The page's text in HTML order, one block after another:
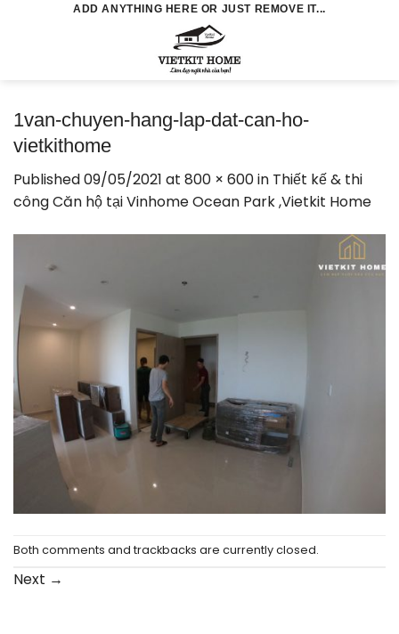
ADD ANYTHING HERE OR JUST REMOVE IT...
1van-chuyen-hang-lap-dat-can-ho-
vietkithome
Published09/05/2021 at 800 × 600in Thiết kế & thi
công Căn hộ tại Vinhome Ocean Park ,Vietkit Home
Both comments and trackbacks are currently closed.
Next →